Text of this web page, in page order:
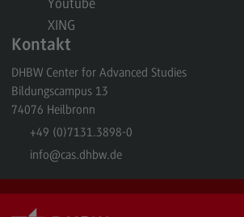
Modulangebot
Berufsperspektiven
Kontakt
Entrepreneurship
Entrepreneurship
Modulangebot
Berufsperspektiven
Youtube
XING
Kontakt
DHBW Center for Advanced Studies
Bildungscampus 13
74076 Heilbronn
+49 (0)7131.3898-0
info@cas.dhbw.de